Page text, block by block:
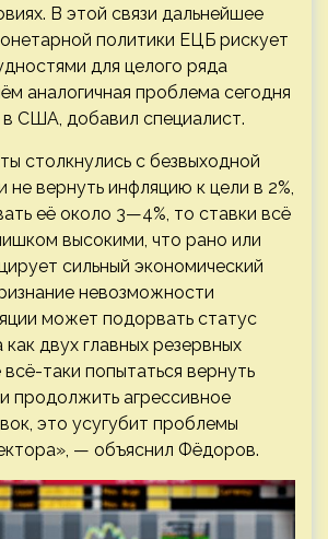
В этой связи дальнейшее
политики ЕЦБ рискует
для целого ряда
аналогичная проблема сегодня
США, добавил специалист.
столкнулись с безвыходной
не вернуть инфляцию к цели в 2%,
её около 3—4%, то ставки всё
высокими, что рано или
сильный экономический
невозможности
может подорвать статус
двух главных резервных
таки попытаться вернуть
продолжить агрессивное
это усугубит проблемы
— объяснил Фёдоров.